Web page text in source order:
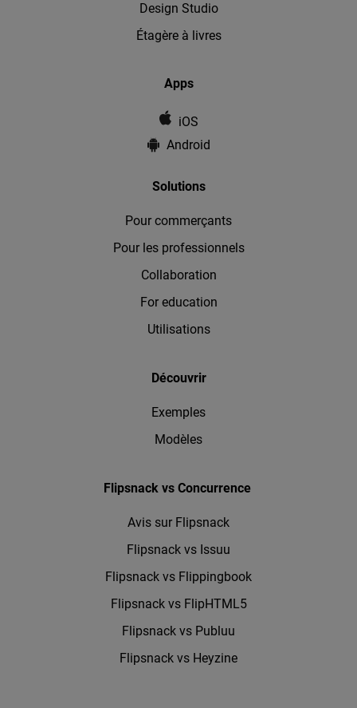
Design Studio
Étagère à livres
Apps
iOS
Android
Solutions
Pour commerçants
Pour les professionnels
Collaboration
For education
Utilisations
Découvrir
Exemples
Modèles
Flipsnack vs Concurrence
Avis sur Flipsnack
Flipsnack vs Issuu
Flipsnack vs Flippingbook
Flipsnack vs FlipHTML5
Flipsnack vs Publuu
Flipsnack vs Heyzine